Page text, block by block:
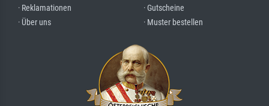
· Reklamationen
· Über uns
· Gutscheine
· Muster bestellen